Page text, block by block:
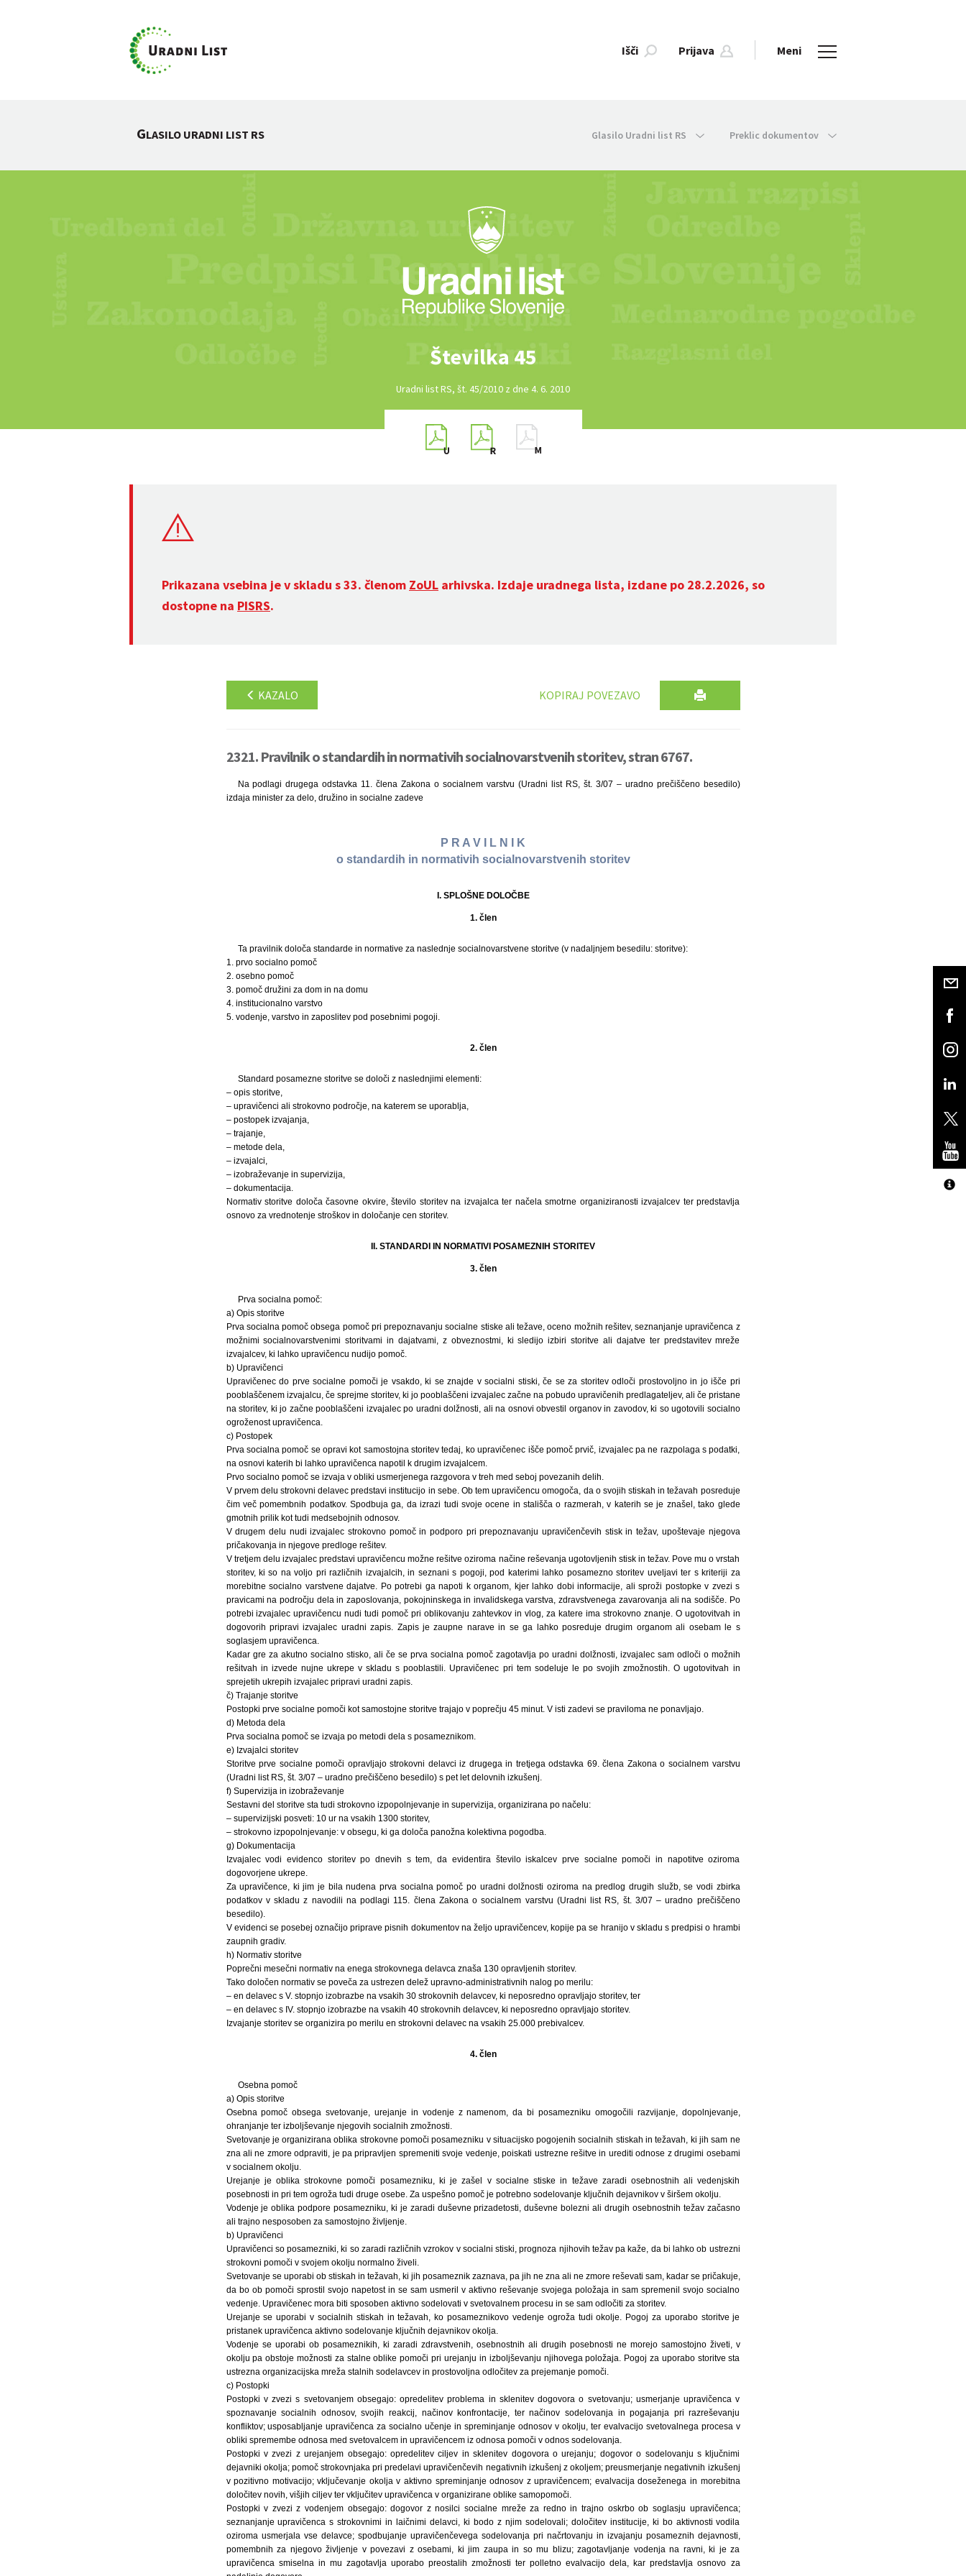
Išči Prijava Meni
GLASILO URADNI LIST RS Glasilo Uradni list RS Preklic dokumentov
Številka 45
Uradni list RS, št. 45/2010 z dne 4. 6. 2010
Prikazana vsebina je v skladu s 33. členom ZoUL arhivska. Izdaje uradnega lista, izdane po 28.2.2026, so
dostopne na PISRS.
KAZALO KOPIRAJ POVEZAVO
2321. Pravilnik o standardih in normativih socialnovarstvenih storitev, stran 6767.
Na podlagi drugega odstavka 11. člena Zakona o socialnem varstvu (Uradni list RS, št. 3/07 – uradno prečiščeno besedilo)
izdaja minister za delo, družino in socialne zadeve
P R A V I L N I K
o standardih in normativih socialnovarstvenih storitev
I. SPLOŠNE DOLOČBE
1. člen
Ta pravilnik določa standarde in normative za naslednje socialnovarstvene storitve (v nadaljnjem besedilu: storitve):
1. prvo socialno pomoč
2. osebno pomoč
3. pomoč družini za dom in na domu
4. institucionalno varstvo
5. vodenje, varstvo in zaposlitev pod posebnimi pogoji.
2. člen
Standard posamezne storitve se določi z naslednjimi elementi:
– opis storitve,
– upravičenci ali strokovno področje, na katerem se uporablja,
– postopek izvajanja,
– trajanje,
– metode dela,
– izvajalci,
– izobraževanje in supervizija,
– dokumentacija.
Normativ storitve določa časovne okvire, število storitev na izvajalca ter načela smotrne organiziranosti izvajalcev ter predstavlja
osnovo za vrednotenje stroškov in določanje cen storitev.
II. STANDARDI IN NORMATIVI POSAMEZNIH STORITEV
3. člen
Prva socialna pomoč:
a) Opis storitve
Prva socialna pomoč obsega pomoč pri prepoznavanju socialne stiske ali težave, oceno možnih rešitev, seznanjanje upravičenca z
možnimi socialnovarstvenimi storitvami in dajatvami, z obveznostmi, ki sledijo izbiri storitve ali dajatve ter predstavitev mreže
izvajalcev, ki lahko upravičencu nudijo pomoč.
b) Upravičenci
Upravičenec do prve socialne pomoči je vsakdo, ki se znajde v socialni stiski, če se za storitev odloči prostovoljno in jo išče pri
pooblaščenem izvajalcu, če sprejme storitev, ki jo pooblaščeni izvajalec začne na pobudo upravičenih predlagateljev, ali če pristane
na storitev, ki jo začne pooblaščeni izvajalec po uradni dolžnosti, ali na osnovi obvestil organov in zavodov, ki so ugotovili socialno
ogroženost upravičenca.
c) Postopek
Prva socialna pomoč se opravi kot samostojna storitev tedaj, ko upravičenec išče pomoč prvič, izvajalec pa ne razpolaga s podatki,
na osnovi katerih bi lahko upravičenca napotil k drugim izvajalcem.
Prvo socialno pomoč se izvaja v obliki usmerjenega razgovora v treh med seboj povezanih delih.
V prvem delu strokovni delavec predstavi institucijo in sebe. Ob tem upravičencu omogoča, da o svojih stiskah in težavah posreduje
čim več pomembnih podatkov. Spodbuja ga, da izrazi tudi svoje ocene in stališča o razmerah, v katerih se je znašel, tako glede
gmotnih prilik kot tudi medsebojnih odnosov.
V drugem delu nudi izvajalec strokovno pomoč in podporo pri prepoznavanju upravičenčevih stisk in težav, upoštevaje njegova
pričakovanja in njegove predloge rešitev.
V tretjem delu izvajalec predstavi upravičencu možne rešitve oziroma načine reševanja ugotovljenih stisk in težav. Pove mu o vrstah
storitev, ki so na voljo pri različnih izvajalcih, in seznani s pogoji, pod katerimi lahko posamezno storitev uveljavi ter s kriteriji za
morebitne socialno varstvene dajatve. Po potrebi ga napoti k organom, kjer lahko dobi informacije, ali sproži postopke v zvezi s
pravicami na področju dela in zaposlovanja, pokojninskega in invalidskega varstva, zdravstvenega zavarovanja ali na sodišče. Po
potrebi izvajalec upravičencu nudi tudi pomoč pri oblikovanju zahtevkov in vlog, za katere ima strokovno znanje. O ugotovitvah in
dogovorih pripravi izvajalec uradni zapis. Zapis je zaupne narave in se ga lahko posreduje drugim organom ali osebam le s
soglasjem upravičenca.
Kadar gre za akutno socialno stisko, ali če se prva socialna pomoč zagotavlja po uradni dolžnosti, izvajalec sam odloči o možnih
rešitvah in izvede nujne ukrepe v skladu s pooblastili. Upravičenec pri tem sodeluje le po svojih zmožnostih. O ugotovitvah in
sprejetih ukrepih izvajalec pripravi uradni zapis.
č) Trajanje storitve
Postopki prve socialne pomoči kot samostojne storitve trajajo v poprečju 45 minut. V isti zadevi se praviloma ne ponavljajo.
d) Metoda dela
Prva socialna pomoč se izvaja po metodi dela s posameznikom.
e) Izvajalci storitev
Storitve prve socialne pomoči opravljajo strokovni delavci iz drugega in tretjega odstavka 69. člena Zakona o socialnem varstvu
(Uradni list RS, št. 3/07 – uradno prečiščeno besedilo) s pet let delovnih izkušenj.
f) Supervizija in izobraževanje
Sestavni del storitve sta tudi strokovno izpopolnjevanje in supervizija, organizirana po načelu:
– supervizijski posveti: 10 ur na vsakih 1300 storitev,
– strokovno izpopolnjevanje: v obsegu, ki ga določa panožna kolektivna pogodba.
g) Dokumentacija
Izvajalec vodi evidenco storitev po dnevih s tem, da evidentira število iskalcev prve socialne pomoči in napotitve oziroma
dogovorjene ukrepe.
Za upravičence, ki jim je bila nudena prva socialna pomoč po uradni dolžnosti oziroma na predlog drugih služb, se vodi zbirka
podatkov v skladu z navodili na podlagi 115. člena Zakona o socialnem varstvu (Uradni list RS, št. 3/07 – uradno prečiščeno
besedilo).
V evidenci se posebej označijo priprave pisnih dokumentov na željo upravičencev, kopije pa se hranijo v skladu s predpisi o hrambi
zaupnih gradiv.
h) Normativ storitve
Poprečni mesečni normativ na enega strokovnega delavca znaša 130 opravljenih storitev.
Tako določen normativ se poveča za ustrezen delež upravno-administrativnih nalog po merilu:
– en delavec s V. stopnjo izobrazbe na vsakih 30 strokovnih delavcev, ki neposredno opravljajo storitev, ter
– en delavec s IV. stopnjo izobrazbe na vsakih 40 strokovnih delavcev, ki neposredno opravljajo storitev.
Izvajanje storitev se organizira po merilu en strokovni delavec na vsakih 25.000 prebivalcev.
4. člen
Osebna pomoč
a) Opis storitve
Osebna pomoč obsega svetovanje, urejanje in vodenje z namenom, da bi posamezniku omogočili razvijanje, dopolnjevanje,
ohranjanje ter izboljševanje njegovih socialnih zmožnosti.
Svetovanje je organizirana oblika strokovne pomoči posamezniku v situacijsko pogojenih socialnih stiskah in težavah, ki jih sam ne
zna ali ne zmore odpraviti, je pa pripravljen spremeniti svoje vedenje, poiskati ustrezne rešitve in urediti odnose z drugimi osebami
v socialnem okolju.
Urejanje je oblika strokovne pomoči posamezniku, ki je zašel v socialne stiske in težave zaradi osebnostnih ali vedenjskih
posebnosti in pri tem ogroža tudi druge osebe. Za uspešno pomoč je potrebno sodelovanje ključnih dejavnikov v širšem okolju.
Vodenje je oblika podpore posamezniku, ki je zaradi duševne prizadetosti, duševne bolezni ali drugih osebnostnih težav začasno
ali trajno nesposoben za samostojno življenje.
b) Upravičenci
Upravičenci so posamezniki, ki so zaradi različnih vzrokov v socialni stiski, prognoza njihovih težav pa kaže, da bi lahko ob ustrezni
strokovni pomoči v svojem okolju normalno živeli.
Svetovanje se uporabi ob stiskah in težavah, ki jih posameznik zaznava, pa jih ne zna ali ne zmore reševati sam, kadar se pričakuje,
da bo ob pomoči sprostil svojo napetost in se sam usmeril v aktivno reševanje svojega položaja in sam spremenil svojo socialno
vedenje. Upravičenec mora biti sposoben aktivno sodelovati v svetovalnem procesu in se sam odločiti za storitev.
Urejanje se uporabi v socialnih stiskah in težavah, ko posameznikovo vedenje ogroža tudi okolje. Pogoj za uporabo storitve je
pristanek upravičenca aktivno sodelovanje ključnih dejavnikov okolja.
Vodenje se uporabi ob posameznikih, ki zaradi zdravstvenih, osebnostnih ali drugih posebnosti ne morejo samostojno živeti, v
okolju pa obstoje možnosti za stalne oblike pomoči pri urejanju in izboljševanju njihovega položaja. Pogoj za uporabo storitve sta
ustrezna organizacijska mreža stalnih sodelavcev in prostovoljna odločitev za prejemanje pomoči.
c) Postopki
Postopki v zvezi s svetovanjem obsegajo: opredelitev problema in sklenitev dogovora o svetovanju; usmerjanje upravičenca v
spoznavanje socialnih odnosov, svojih reakcij, načinov konfrontacije, ter načinov sodelovanja in pogajanja pri razreševanju
konfliktov; usposabljanje upravičenca za socialno učenje in spreminjanje odnosov v okolju, ter evalvacijo svetovalnega procesa v
obliki spremembe odnosa med svetovalcem in upravičencem iz odnosa pomoči v odnos sodelovanja.
Postopki v zvezi z urejanjem obsegajo: opredelitev ciljev in sklenitev dogovora o urejanju; dogovor o sodelovanju s ključnimi
dejavniki okolja; pomoč strokovnjaka pri predelavi upravičenčevih negativnih izkušenj z okoljem; preusmerjanje negativnih izkušenj
v pozitivno motivacijo; vključevanje okolja v aktivno spreminjanje odnosov z upravičencem; evalvacija doseženega in morebitna
določitev novih, višjih ciljev ter vključitev upravičenca v organizirane oblike samopomoči.
Postopki v zvezi z vodenjem obsegajo: dogovor z nosilci socialne mreže za redno in trajno oskrbo ob soglasju upravičenca;
seznanjanje upravičenca s strokovnimi in laičnimi delavci, ki bodo z njim sodelovali; določitev institucije, ki bo aktivnosti vodila
oziroma usmerjala vse delavce; spodbujanje upravičenčevega sodelovanja pri načrtovanju in izvajanju posameznih dejavnosti,
pomembnih za njegovo življenje v povezavi z osebami, ki jim zaupa in so mu blizu; zagotavljanje vodenja na ravni, ki je za
upravičenca smiselna in mu zagotavlja uporabo preostalih zmožnosti ter polletno evalvacijo dela, kar predstavlja osnovo za